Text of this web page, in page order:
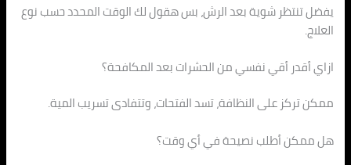
يفضل تنتظر شوية بعد الرش، بس هقول لك الوقت المحدد حسب نوع
العلاج.
ازاي أقدر أقي نفسي من الحشرات بعد المكافحة؟
ممكن تركز على النظافة، تسد الفتحات، وتتفادى تسريب المية.
هل ممكن أطلب نصيحة في أي وقت؟